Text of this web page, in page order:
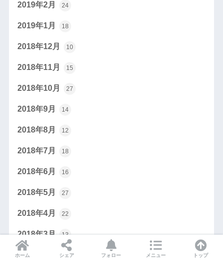
2019年2月 24
2019年1月 18
2018年12月 10
2018年11月 15
2018年10月 27
2018年9月 14
2018年8月 12
2018年7月 18
2018年6月 16
2018年5月 27
2018年4月 22
2018年3月 13
2018年2月 22
ホーム シェア フォロー メニュー トップ